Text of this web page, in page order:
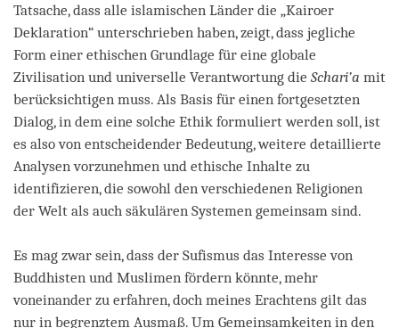
Tatsache, dass alle islamischen Länder die „Kairoer
Deklaration“ unterschrieben haben, zeigt, dass jegliche
Form einer ethischen Grundlage für eine globale
Zivilisation und universelle Verantwortung die Schari’a mit
berücksichtigen muss. Als Basis für einen fortgesetzten
Dialog, in dem eine solche Ethik formuliert werden soll, ist
es also von entscheidender Bedeutung, weitere detaillierte
Analysen vorzunehmen und ethische Inhalte zu
identifizieren, die sowohl den verschiedenen Religionen
der Welt als auch säkulären Systemen gemeinsam sind.
Es mag zwar sein, dass der Sufismus das Interesse von
Buddhisten und Muslimen fördern könnte, mehr
voneinander zu erfahren, doch meines Erachtens gilt das
nur in begrenztem Ausmaß. Um Gemeinsamkeiten in den